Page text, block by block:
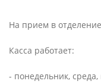
На прием в
Касса работает:
- понедельник,